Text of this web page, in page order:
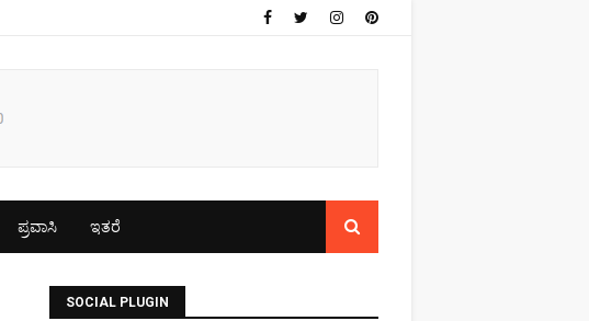
ಪ್ರವಾಸಿ ಇತರೆ
SOCIAL PLUGIN